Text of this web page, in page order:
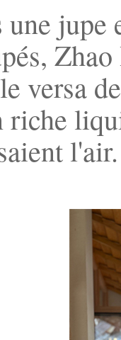
une
versa